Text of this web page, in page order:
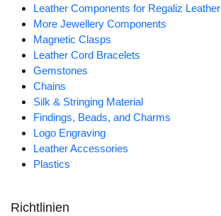
Leather Components for Regaliz Leather
More Jewellery Components
Magnetic Clasps
Leather Cord Bracelets
Gemstones
Chains
Silk & Stringing Material
Findings, Beads, and Charms
Logo Engraving
Leather Accessories
Plastics
Richtlinien